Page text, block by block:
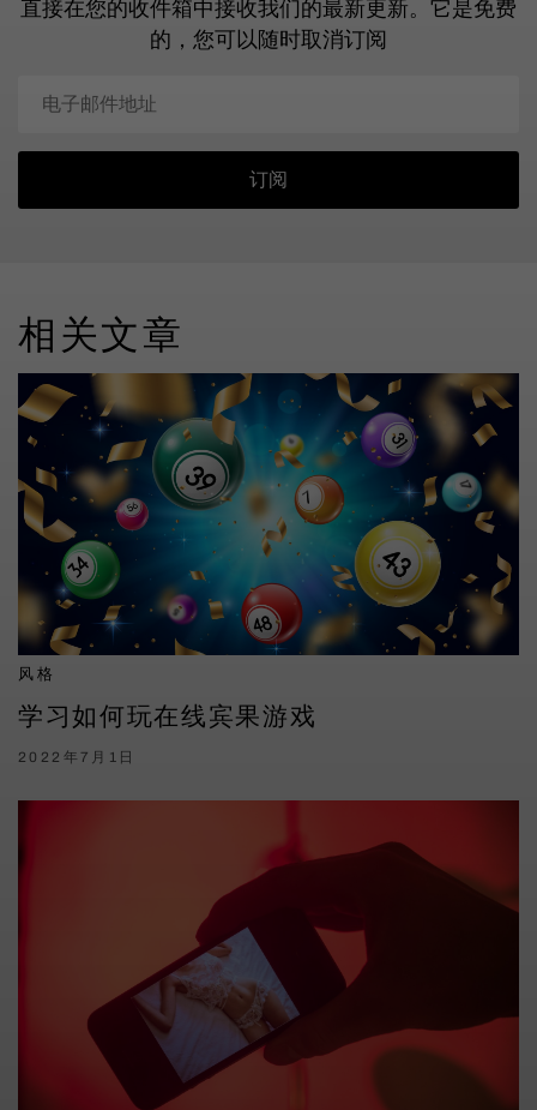
直接在您的收件箱中接收我们的最新更新。 它是免费
的，您可以随时取消订阅
订阅
相关文章
风格
学习如何玩在线宾果游戏
2022年7月1日